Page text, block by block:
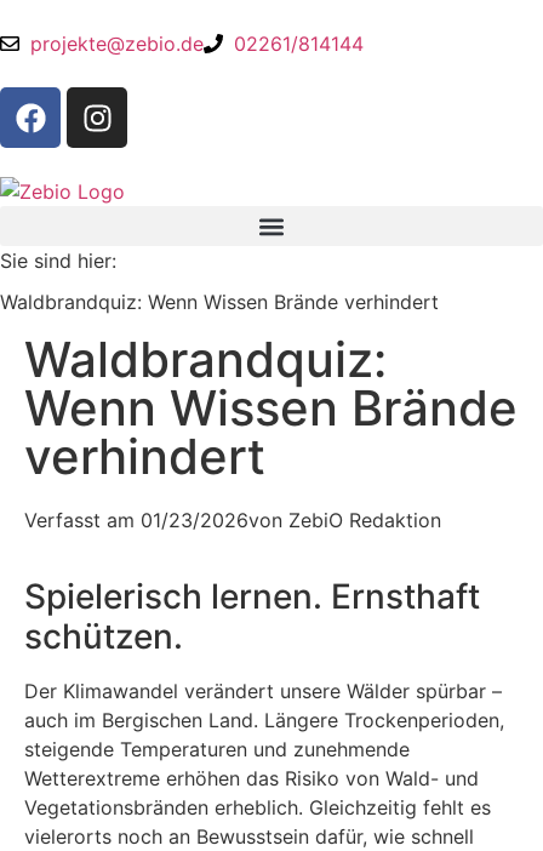
projekte@zebio.de 02261/814144
Sie sind hier:
Waldbrandquiz: Wenn Wissen Brände verhindert
Waldbrandquiz:
Wenn Wissen Brände
verhindert
Verfasst am 01/23/2026von ZebiO Redaktion
Spielerisch lernen. Ernsthaft
schützen.
Der Klimawandel verändert unsere Wälder spürbar –
auch im Bergischen Land. Längere Trockenperioden,
steigende Temperaturen und zunehmende
Wetterextreme erhöhen das Risiko von Wald- und
Vegetationsbränden erheblich. Gleichzeitig fehlt es
vielerorts noch an Bewusstsein dafür, wie schnell